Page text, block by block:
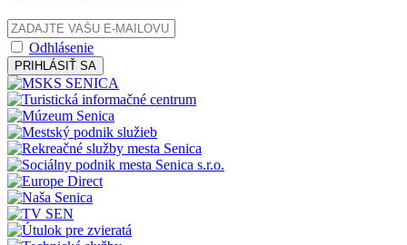
Odhlásenie
PRIHLÁSIŤ SA